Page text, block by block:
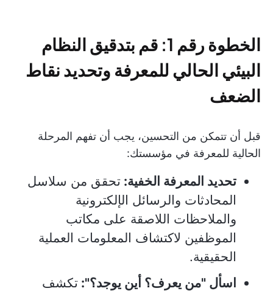
الخطوة رقم 1: قم بتدقيق النظام
البيئي الحالي للمعرفة وتحديد نقاط
الضعف
قبل أن تتمكن من التحسين، يجب أن تفهم المرحلة
الحالية للمعرفة في مؤسستك:
تحديد المعرفة الخفية: تحقق من سلاسل
المحادثات والرسائل الإلكترونية
والملاحظات اللاصقة على مكاتب
الموظفين لاكتشاف المعلومات العملية
الحقيقية.
اسأل "من يعرف؟ أين يوجد؟": تكشف